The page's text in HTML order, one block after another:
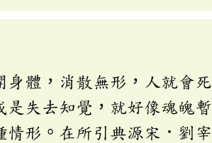
體，消散無形，人就會死
失去知覺，就好像魂魄暫
形。在所引典源宋．劉宰